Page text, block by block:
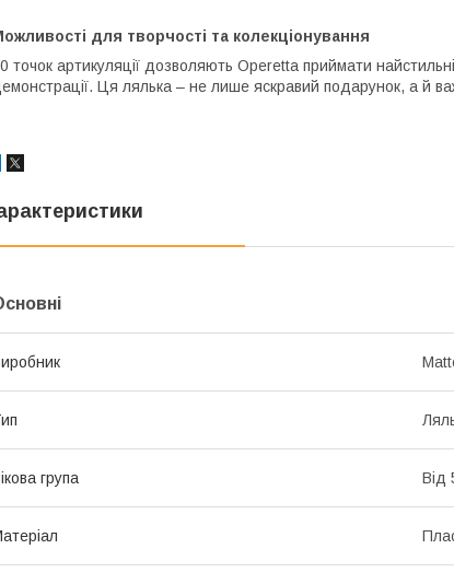
для творчості та колекціонування
точок артикуляції дозволяють Operetta приймати
Ця лялька – не лише яскравий подарунок, а й
група Від